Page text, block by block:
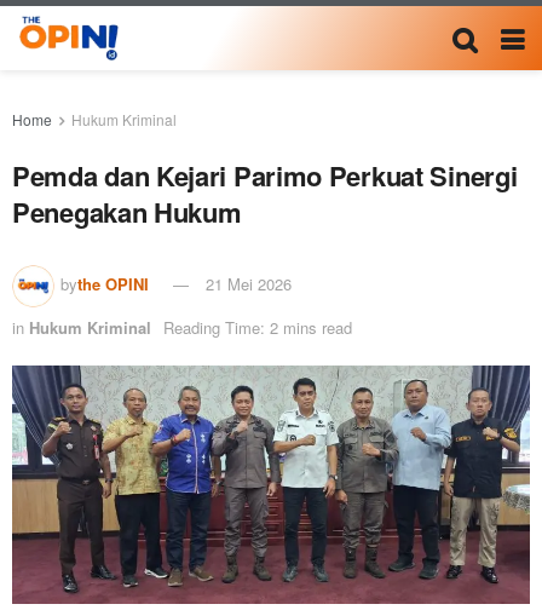
Home Hukum Kriminal
Pemda dan Kejari Parimo Perkuat Sinergi
Penegakan Hukum
bythe OPINI
21 Mei 2026
in Hukum Kriminal Reading Time: 2 mins read